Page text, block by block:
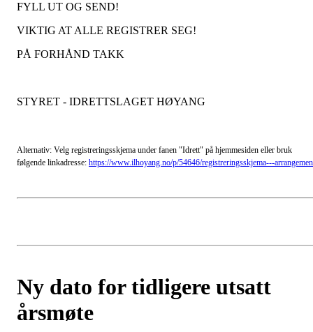
FYLL UT OG SEND!
VIKTIG AT ALLE REGISTRER SEG!
PÅ FORHÅND TAKK
STYRET - IDRETTSLAGET HØYANG
Alternativ: Velg registreringsskjema under fanen "Idrett" på hjemmesiden eller bruk
følgende linkadresse: https://www.ilhoyang.no/p/54646/registreringsskjema---
Ny dato for tidligere utsatt
årsmøte